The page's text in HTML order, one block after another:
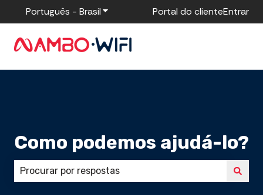
Português - BrasilMostrar submenu para traduções
Portal do clienteEntrar
Como podemos ajudá-lo?